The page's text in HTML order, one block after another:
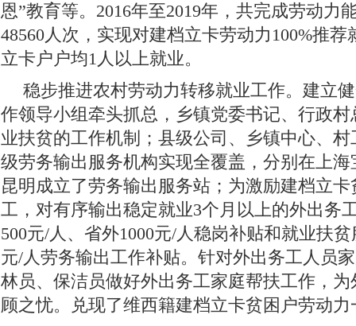
恩”教育等。2016年至2019年，共完成劳动力
48560人次，实现对建档立卡劳动力100%推
立卡户户均1人以上就业。
稳步推进农村劳动力转移就业工作。建立
作领导小组牵头抓总，乡镇党委书记、行政
业扶贫的工作机制；县级公司、乡镇中心、
级劳务输出服务机构实现全覆盖，分别在上
昆明成立了劳务输出服务站；为激励建档立
工，对有序输出稳定就业3个月以上的外出务
500元/人、省外1000元/人稳岗补贴和就业扶
元/人劳务输出工作补贴。针对外出务工人员
林员、保洁员做好外出务工家庭帮扶工作，
顾之忧。兑现了维西籍建档立卡贫困户劳动